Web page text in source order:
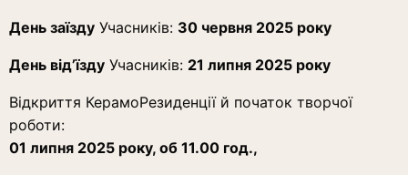
День заїзду Учасників: 30 червня 2025 року
День від’їзду Учасників: 21 липня 2025 року
Відкриття КерамоРезиденції й початок творчої
роботи:
01 липня 2025 року, об 11.00 год.,